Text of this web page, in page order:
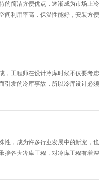
的简洁方便优点，逐渐成为市场上
间利用率高，保温性能好，安装方
工程师在设计冷库时候不仅要考
发的冷库事故，所以冷库设计必
，成为许多行业发展中的新宠，
接各大冷库工程，对冷库工程有着